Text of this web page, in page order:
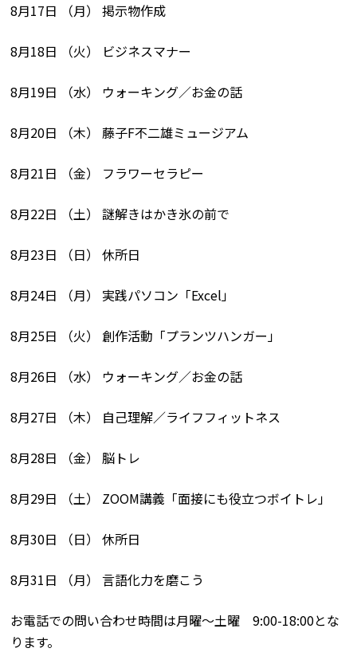
8月17日 （月） 掲示物作成
8月18日 （火） ビジネスマナー
8月19日 （水） ウォーキング／お金の話
8月20日 （木） 藤子F不二雄ミュージアム
8月21日 （金） フラワーセラピー
8月22日 （土） 謎解きはかき氷の前で
8月23日 （日） 休所日
8月24日 （月） 実践パソコン「Excel」
8月25日 （火） 創作活動「プランツハンガー」
8月26日 （水） ウォーキング／お金の話
8月27日 （木） 自己理解／ライフフィットネス
8月28日 （金） 脳トレ
8月29日 （土） ZOOM講義「面接にも役立つボイトレ」
8月30日 （日） 休所日
8月31日 （月） 言語化力を磨こう
お電話での問い合わせ時間は月曜〜土曜 9:00-18:00とな
ります。